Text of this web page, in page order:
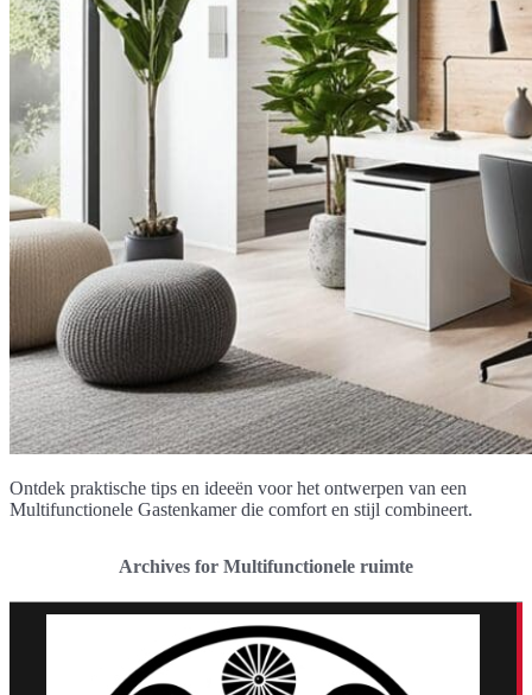
Ontdek praktische tips en ideeën voor het ontwerpen van een
Multifunctionele Gastenkamer die comfort en stijl combineert.
Archives for Multifunctionele ruimte